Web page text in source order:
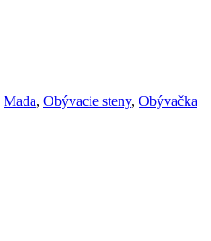
Mada, Obývacie steny, Obývačka